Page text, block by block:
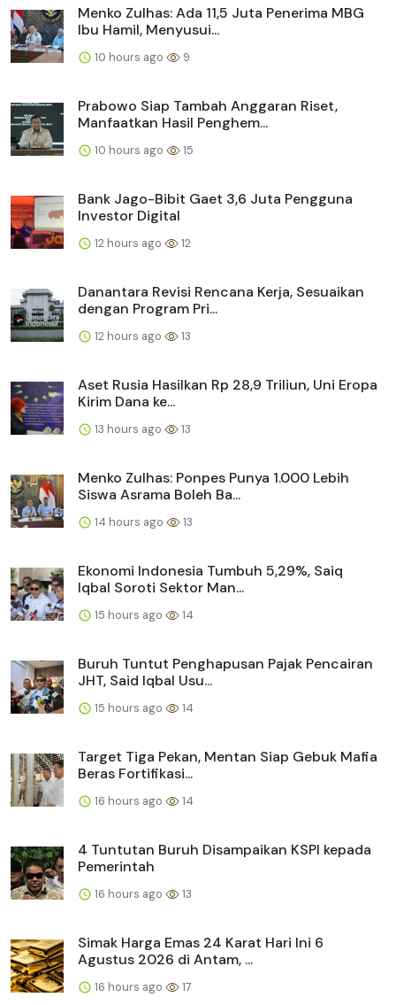
Menko Zulhas: Ada 11,5 Juta Penerima MBG
Ibu Hamil, Menyusui...
10 hours ago 9
Prabowo Siap Tambah Anggaran Riset,
Manfaatkan Hasil Penghem...
10 hours ago 15
Bank Jago-Bibit Gaet 3,6 Juta Pengguna
Investor Digital
12 hours ago 12
Danantara Revisi Rencana Kerja, Sesuaikan
dengan Program Pri...
12 hours ago 13
Aset Rusia Hasilkan Rp 28,9 Triliun, Uni Eropa
Kirim Dana ke...
13 hours ago 13
Menko Zulhas: Ponpes Punya 1.000 Lebih
Siswa Asrama Boleh Ba...
14 hours ago 13
Ekonomi Indonesia Tumbuh 5,29%, Saiq
Iqbal Soroti Sektor Man...
15 hours ago 14
Buruh Tuntut Penghapusan Pajak Pencairan
JHT, Said Iqbal Usu...
15 hours ago 14
Target Tiga Pekan, Mentan Siap Gebuk Mafia
Beras Fortifikasi...
16 hours ago 14
4 Tuntutan Buruh Disampaikan KSPI kepada
Pemerintah
16 hours ago 13
Simak Harga Emas 24 Karat Hari Ini 6
Agustus 2026 di Antam, ...
16 hours ago 17